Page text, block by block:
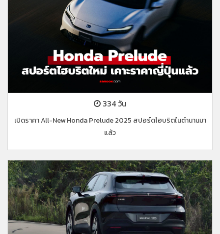
334 วัน
เปิดราคา All-New Honda Prelude 2025 สปอร์ดไฮบริตในตำนานมา
แล้ว